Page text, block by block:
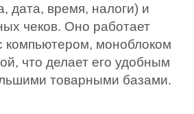
дата, время, налоги) и
чеков. Оно работает
компьютером, моноблоком
что делает его удобным
товарными базами.